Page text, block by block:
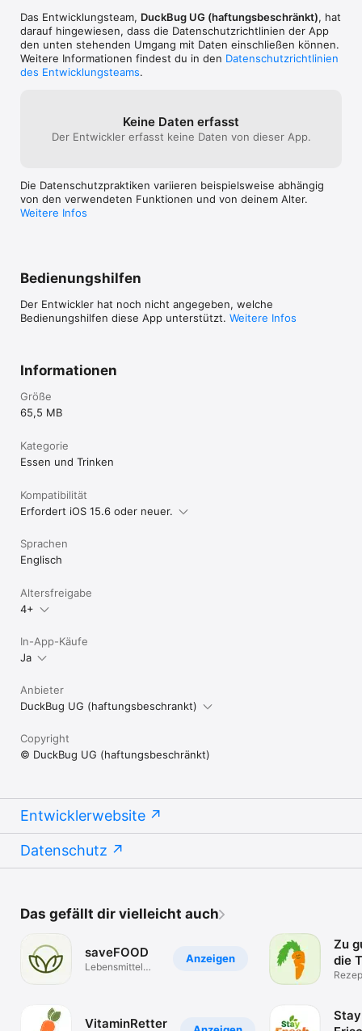
Das Entwicklungsteam, DuckBug UG (haftungsbeschränkt), hat
darauf hingewiesen, dass die Datenschutz­richtlinien der App
den unten stehenden Umgang mit Daten einschließen können.
Weitere Informationen findest du in den Datenschutzrichtlinien
des Entwicklungsteams.
Keine Daten erfasst
Der Entwickler erfasst keine Daten von dieser App.
Die Datenschutzpraktiken variieren beispielsweise abhängig
von den verwendeten Funktionen und von deinem Alter.
Weitere Infos
Bedienungshilfen
Der Entwickler hat noch nicht angegeben, welche
Bedienungshilfen diese App unterstützt. Weitere Infos
Informationen
Größe
65,5 MB
Kategorie
Essen und Trinken
Kompatibilität
Erfordert iOS 15.6 oder neuer.
Sprachen
Englisch
Altersfreigabe
4+
In-App-Käufe
Ja
Anbieter
DuckBug UG (haftungsbeschrankt)
Copyright
© DuckBug UG (haftungsbeschränkt)
Entwicklerwebsite
Datenschutz
Das gefällt dir vielleicht auch
Anzeigen
saveFOOD
Lebensmittel
VitaminRetter
Zu
die